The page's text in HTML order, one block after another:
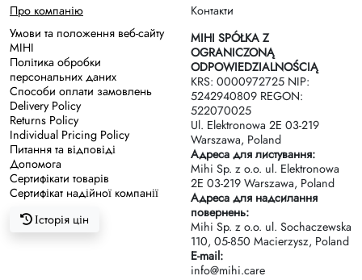
Про компанію
Умови та положення веб-сайту
MIHI
Політика обробки
персональних даних
Способи оплати замовлень
Delivery Policy
Returns Policy
Individual Pricing Policy
Питання та відповіді
Допомога
Сертифікати товарів
Сертифікат надійної компанії
Історія цін
Контакти
MIHI SPÓŁKA Z
OGRANICZONĄ
ODPOWIEDZIALNOŚCIĄ
KRS: 0000972725 NIP:
5242940809 REGON:
522070025
Ul. Elektronowa 2Е 03-219
Warszawa, Poland
Адреса для листування:
Mihi Sp. z o.o. ul. Elektronowa
2Е 03-219 Warszawa, Poland
Адреса для надсилання
повернень:
Mihi Sp. z o.o. ul. Sochaczewska
110, 05-850 Macierzysz, Poland
E-mail:
info@mihi.care